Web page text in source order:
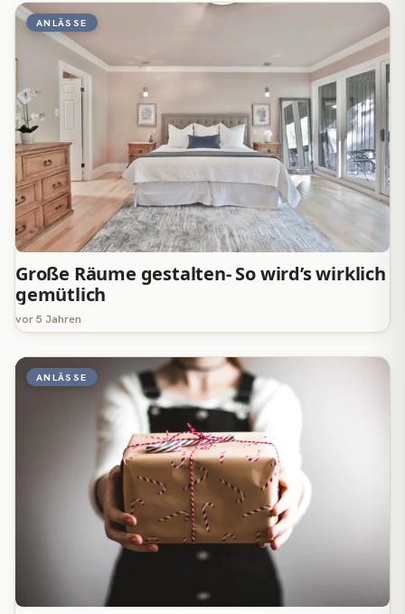
ANLÄSSE
Große Räume gestalten- So wird’s wirklich
gemütlich
vor 5 Jahren
ANLÄSSE